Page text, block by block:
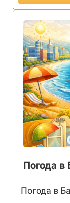
Погода в
Погода в